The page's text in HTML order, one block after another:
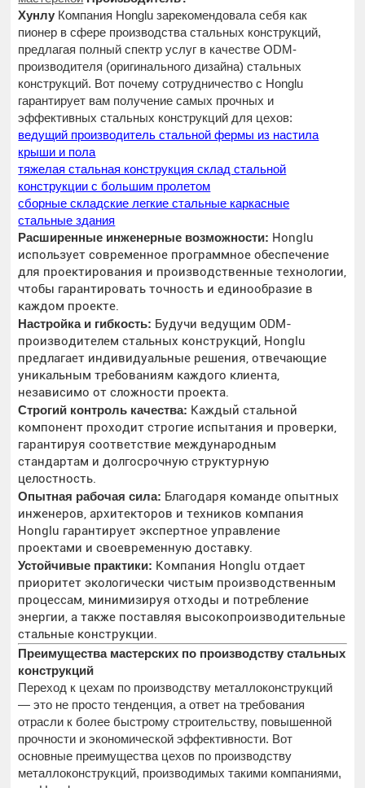
Хунлу Компания Honglu зарекомендовала себя как
пионер в сфере производства стальных конструкций,
предлагая полный спектр услуг в качестве ODM-
производителя (оригинального дизайна) стальных
конструкций. Вот почему сотрудничество с Honglu
гарантирует вам получение самых прочных и
эффективных стальных конструкций для цехов:
ведущий производитель стальной фермы из настила
крыши и пола
тяжелая стальная конструкция склад стальной
конструкции с большим пролетом
сборные складские легкие стальные каркасные
стальные здания
Расширенные инженерные возможности: Honglu
использует современное программное обеспечение
для проектирования и производственные технологии,
чтобы гарантировать точность и единообразие в
каждом проекте.
Настройка и гибкость: Будучи ведущим ODM-
производителем стальных конструкций, Honglu
предлагает индивидуальные решения, отвечающие
уникальным требованиям каждого клиента,
независимо от сложности проекта.
Строгий контроль качества: Каждый стальной
компонент проходит строгие испытания и проверки,
гарантируя соответствие международным
стандартам и долгосрочную структурную
целостность.
Опытная рабочая сила: Благодаря команде опытных
инженеров, архитекторов и техников компания
Honglu гарантирует экспертное управление
проектами и своевременную доставку.
Устойчивые практики: Компания Honglu отдает
приоритет экологически чистым производственным
процессам, минимизируя отходы и потребление
энергии, а также поставляя высокопроизводительные
стальные конструкции.
Преимущества мастерских по производству стальных
конструкций
Переход к цехам по производству металлоконструкций
— это не просто тенденция, а ответ на требования
отрасли к более быстрому строительству, повышенной
прочности и экономической эффективности. Вот
основные преимущества цехов по производству
металлоконструкций, производимых такими компаниями,